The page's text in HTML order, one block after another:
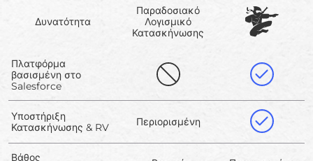
Δυνατότητα
Παραδοσιακό
Λογισμικό
Κατασκήνωσης
Πλατφόρμα
βασισμένη στο
Salesforce
Υποστήριξη
Κατασκήνωσης & RV
Περιορισμένη
Βάθος